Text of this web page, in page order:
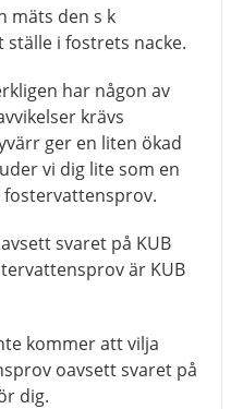
mäts den s k
i fostrets nacke.
har någon av
krävs
ger en liten ökad
vi dig lite som en
svaret på KUB
är KUB
kommer att vilja
oavsett svaret på
dig.